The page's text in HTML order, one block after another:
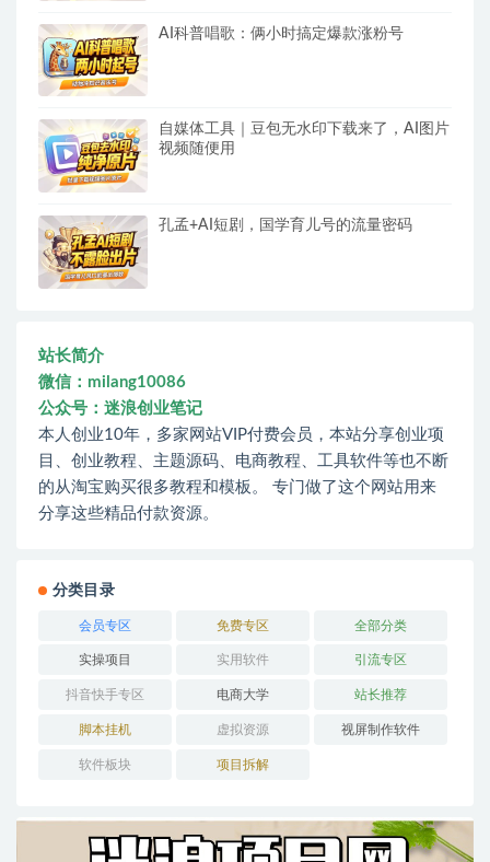
AI科普唱歌：俩小时搞定爆款涨粉号
自媒体工具｜豆包无水印下载来了，AI图片
视频随便用
孔孟+AI短剧，国学育儿号的流量密码
站长简介
微信：milang10086
公众号：迷浪创业笔记
本人创业10年，多家网站VIP付费会员，本站分享创业项
目、创业教程、主题源码、电商教程、工具软件等也不断
的从淘宝购买很多教程和模板。 专门做了这个网站用来
分享这些精品付款资源。
分类目录
会员专区 免费专区 全部分类
实操项目 实用软件 引流专区
抖音快手专区 电商大学 站长推荐
脚本挂机 虚拟资源 视屏制作软件
软件板块 项目拆解